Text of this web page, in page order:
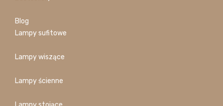
Blog
Lampy sufitowe
Lampy wiszące
Lampy ścienne